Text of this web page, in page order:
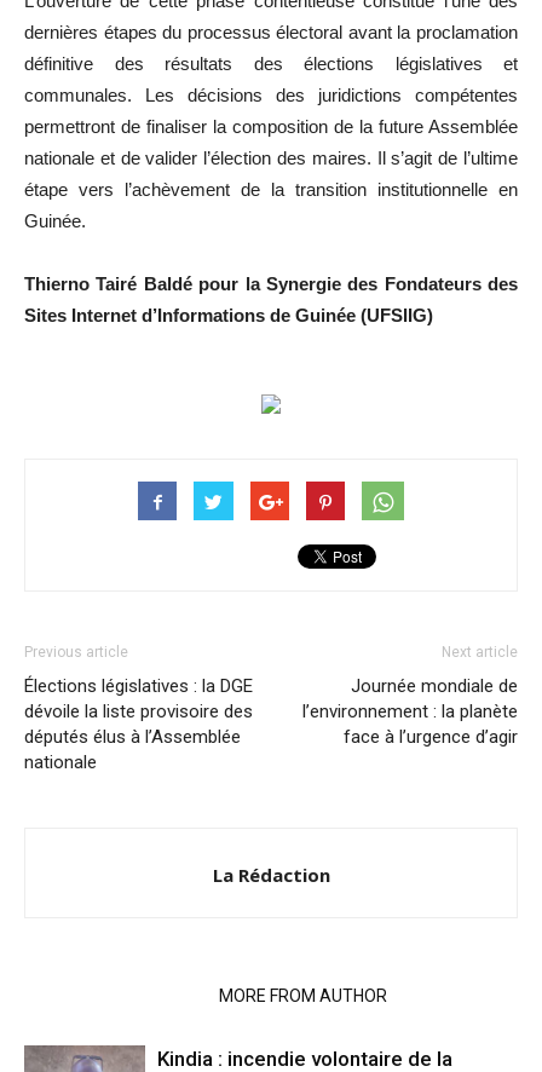
dernières étapes du processus électoral avant la proclamation
définitive des résultats des élections législatives et
communales. Les décisions des juridictions compétentes
permettront de finaliser la composition de la future Assemblée
nationale et de valider l’élection des maires. Il s’agit de l’ultime
étape vers l’achèvement de la transition institutionnelle en
Guinée.
Thierno Tairé Baldé pour la Synergie des Fondateurs des
Sites Internet d’Informations de Guinée (UFSIIG)
Previous article
Élections législatives : la DGE
dévoile la liste provisoire des
députés élus à l’Assemblée
nationale
Next article
Journée mondiale de
l’environnement : la planète
face à l’urgence d’agir
La Rédaction
MORE FROM AUTHOR
Kindia : incendie volontaire de la